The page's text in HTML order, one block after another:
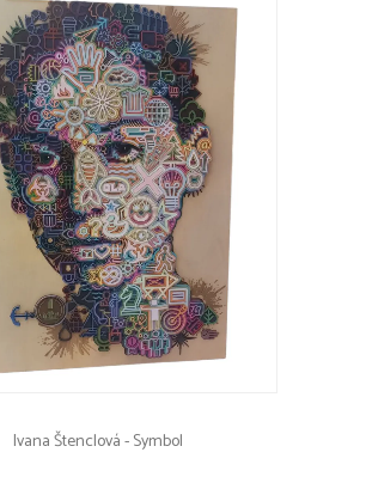
Ivana Štenclová - Symbol